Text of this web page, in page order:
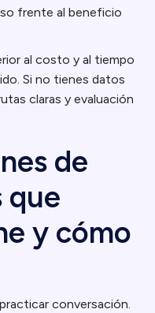
frente al beneficio
al costo y al tiempo
Si no tienes datos
claras y evaluación
de
que
y cómo
conversación.